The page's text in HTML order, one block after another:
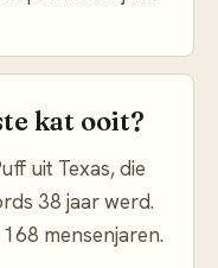
kat ooit?
uit Texas, die
38 jaar werd.
mensenjaren.